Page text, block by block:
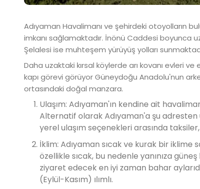
Adıyaman Havalimanı ve şehirdeki otoyolların
imkanı sağlamaktadır. İnönü Caddesi boyunca
Şelalesi ise muhteşem yürüyüş yolları
Daha uzaktaki kırsal köylerde arı kovanı evleri
kapı görevi görüyor Güneydoğu Anadolu'nun
ortasındaki doğal manzara.
Ulaşım: Adıyaman'ın kendine ait
Alternatif olarak Adıyaman'a şu
yerel ulaşım seçenekleri arasında
İklim: Adıyaman sıcak ve kurak bir iklime
özellikle sıcak, bu nedenle yanınıza
ziyaret edecek en iyi zaman bahar
(Eylül-Kasım) ılımlı.